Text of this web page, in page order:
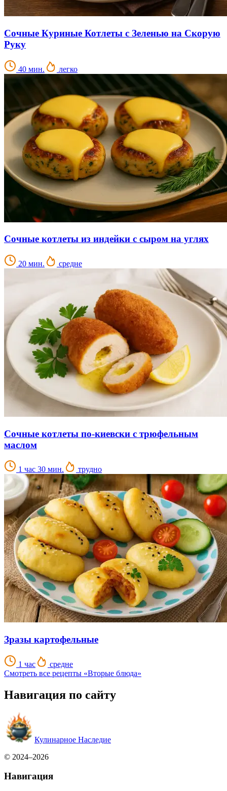
Сочные Куриные Котлеты с Зеленью на Скорую
Руку
40 мин. легко
Сочные котлеты из индейки с сыром на углях
20 мин. средне
Сочные котлеты по-киевски с трюфельным
маслом
1 час 30 мин. трудно
Зразы картофельные
1 час
средне
Смотреть все рецепты «Вторые блюда»
Навигация по сайту
Кулинарное Наследие
© 2024–2026
Навигация